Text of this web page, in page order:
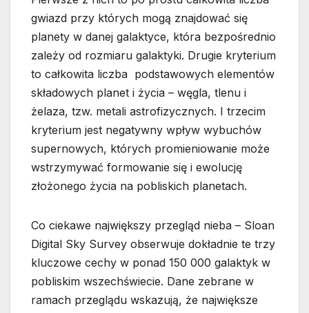
gwiazd przy których mogą znajdować się
planety w danej galaktyce, która bezpośrednio
zależy od rozmiaru galaktyki. Drugie kryterium
to całkowita liczba podstawowych elementów
składowych planet i życia – węgla, tlenu i
żelaza, tzw. metali astrofizycznych. I trzecim
kryterium jest negatywny wpływ wybuchów
supernowych, których promieniowanie może
wstrzymywać formowanie się i ewolucję
złożonego życia na pobliskich planetach.
Co ciekawe największy przegląd nieba – Sloan
Digital Sky Survey obserwuje dokładnie te trzy
kluczowe cechy w ponad 150 000 galaktyk w
pobliskim wszechświecie. Dane zebrane w
ramach przeglądu wskazują, że największe